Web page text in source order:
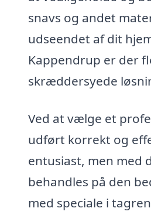
snavs og andet
udseendet af dit
Kappen­drup er der
skræddersyede
Ved at vælge et
udført korrekt og
entusiast, men med
behandles på den
med speciale i